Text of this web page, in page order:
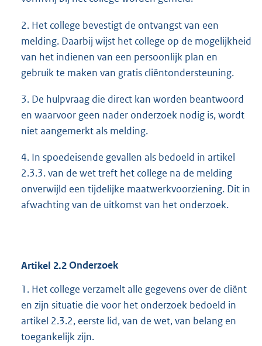
2. Het college bevestigt de ontvangst van een
melding. Daarbij wijst het college op de mogelijkheid
van het indienen van een persoonlijk plan en
gebruik te maken van gratis cliëntondersteuning.
3. De hulpvraag die direct kan worden beantwoord
en waarvoor geen nader onderzoek nodig is, wordt
niet aangemerkt als melding.
4. In spoedeisende gevallen als bedoeld in artikel
2.3.3. van de wet treft het college na de melding
onverwijld een tijdelijke maatwerkvoorziening. Dit in
afwachting van de uitkomst van het onderzoek.
Artikel 2.2Onderzoek
1. Het college verzamelt alle gegevens over de cliënt
en zijn situatie die voor het onderzoek bedoeld in
artikel 2.3.2, eerste lid, van de wet, van belang en
toegankelijk zijn.